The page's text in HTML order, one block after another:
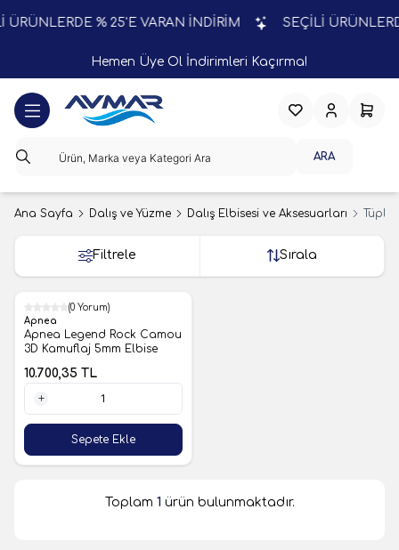
% 25'E VARAN İNDİRİM SEÇİLİ
Hemen Üye Ol İndirimleri Kaçırma!
ARA
FavorilerimHesabım
Ana Sayfa Dalış ve Yüzme Dalış Elbisesi ve Aksesuarları
Filtrele Sırala
(0 Yorum)
Apnea
Apnea Legend Rock Camou
3D Kamuflaj 5mm Elbise
10.700,35 TL
Sepete Ekle
Toplam 1 ürün bulunmaktadır.